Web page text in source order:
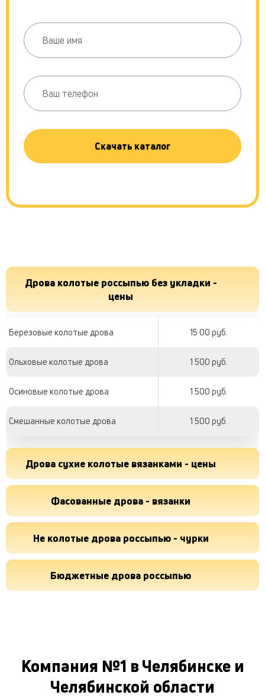
Скачать каталог
Дрова колотые россыпью без укладки -
цены
Березовые колотые дрова 15 00 руб.
Ольховые колотые дрова 1 500 руб.
Осиновые колотые дрова 1 500 руб.
Смешанные колотые дрова 1 500 руб.
Дрова сухие колотые вязанками - цены
Фасованные дрова - вязанки
Не колотые дрова россыпью - чурки
Бюджетные дрова россыпью
Компания №1 в Челябинске и
Челябинской области